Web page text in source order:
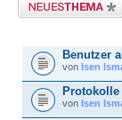
Benutzer
von Isen
Protokolle
von Isen